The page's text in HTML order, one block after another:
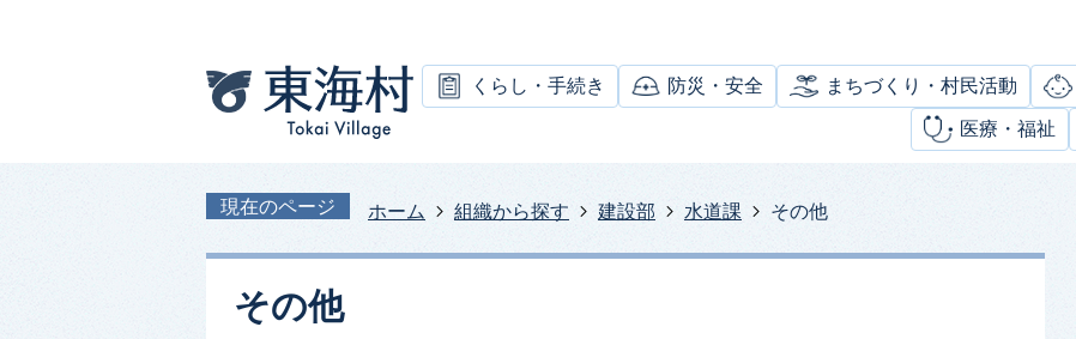
くらし・手続き 防災・安全 まちづくり・村民活動
医療・福祉
現在のページ ホーム 組織から探す 建設部 水道課 その他
その他